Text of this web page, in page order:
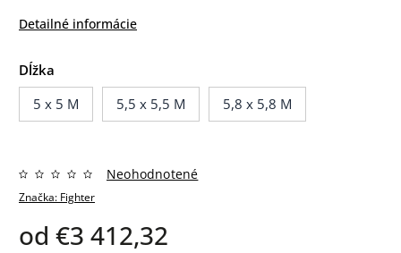
Detailné informácie
Dĺžka
5 x 5 M
5,5 x 5,5 M 5,8 x 5,8 M
Značka: Fighter
Neohodnotené
od €3 412,32